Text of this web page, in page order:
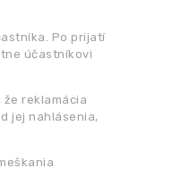
Po prijatí
účastníkovi
reklamácia
jej nahlásenia,